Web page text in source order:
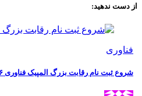
از دست ندهید:
فناوری
شروع ثبت نام رقابت بزرگ المپیک فناوری ۲۰۲۶